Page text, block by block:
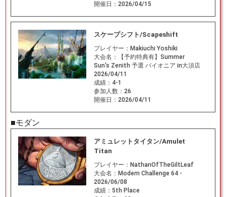
開催日： 2026/04/15
スケープシフト/Scapeshift
プレイヤー： Makiuchi Yoshiki
大会名：
【予約特典有】Summer
Sun's Zenith 予選 パイオニア in大須店
2026/04/11
成績： 4-1
参加人数： 26
開催日： 2026/04/11
■モダン
アミュレットタイタン/Amulet
Titan
プレイヤー： NathanOfTheGiltLeaf
大会名： Modern Challenge 64 -
2026/06/08
成績： 5th Place